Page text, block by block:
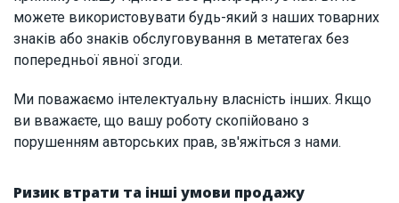
можете використовувати будь-який з наших товарних
знаків або знаків обслуговування в метатегах без
попередньої явної згоди.
Ми поважаємо інтелектуальну власність інших. Якщо
ви вважаєте, що вашу роботу скопійовано з
порушенням авторських прав, зв'яжіться з нами.
Ризик втрати та інші умови продажу